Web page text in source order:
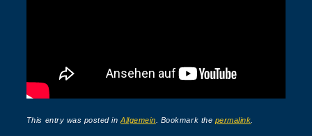
This entry was posted inAllgemein . Bookmark the permalink